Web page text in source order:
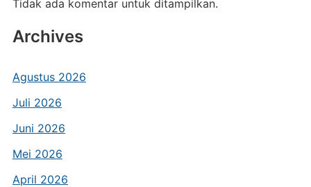
Tidak ada komentar untuk ditampilkan.
Archives
Agustus 2026
Juli 2026
Juni 2026
Mei 2026
April 2026